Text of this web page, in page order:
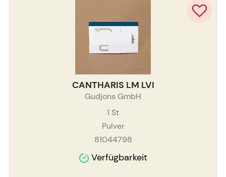
CANTHARIS LM LVI
Gudjons GmbH
1 St
Pulver
81044798
Verfügbarkeit